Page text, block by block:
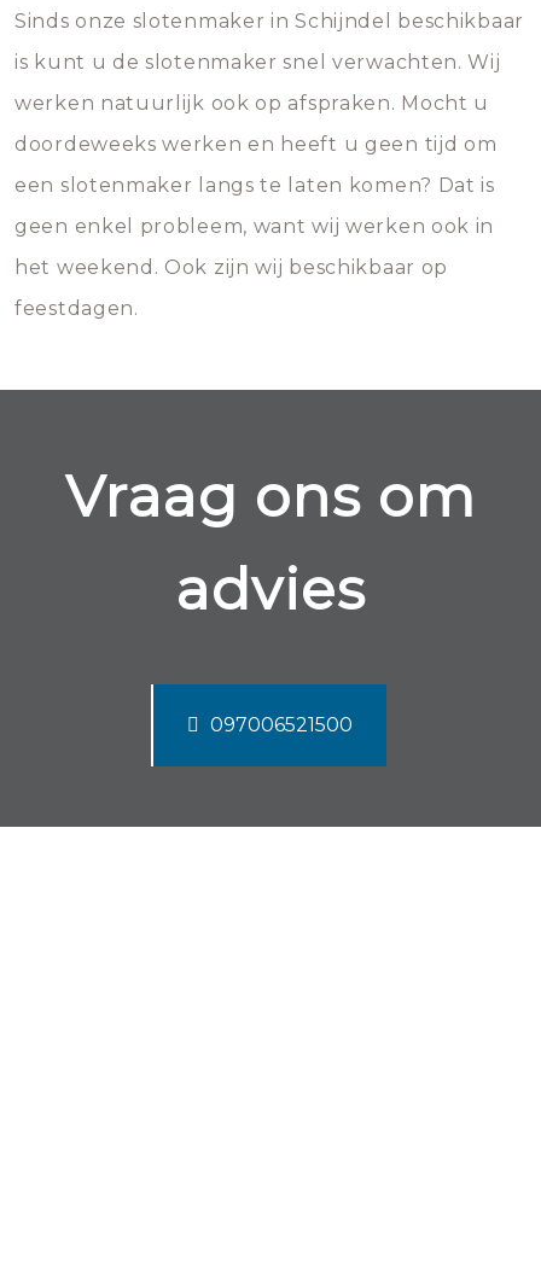
Sinds onze slotenmaker in Schijndel beschikbaar
is kunt u de slotenmaker snel verwachten. Wij
werken natuurlijk ook op afspraken. Mocht u
doordeweeks werken en heeft u geen tijd om
een slotenmaker langs te laten komen? Dat is
geen enkel probleem, want wij werken ook in
het weekend. Ook zijn wij beschikbaar op
feestdagen.
Vraag ons om
advies
097006521500